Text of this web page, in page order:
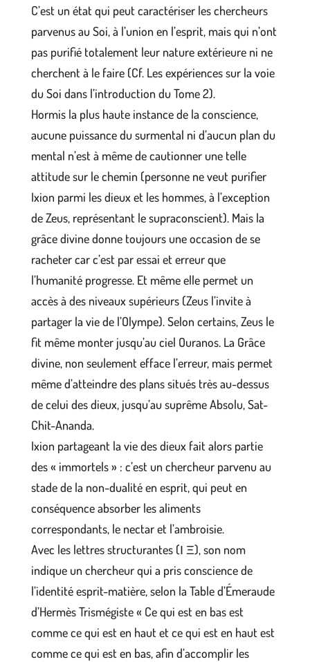
C’est un état qui peut caractériser les chercheurs
parvenus au Soi, à l’union en l’esprit, mais qui n’ont
pas purifié totalement leur nature extérieure ni ne
cherchent à le faire (Cf. Les expériences sur la voie
du Soi dans l’introduction du Tome 2).
Hormis la plus haute instance de la conscience,
aucune puissance du surmental ni d’aucun plan du
mental n’est à même de cautionner une telle
attitude sur le chemin (personne ne veut purifier
Ixion parmi les dieux et les hommes, à l’exception
de Zeus, représentant le supraconscient). Mais la
grâce divine donne toujours une occasion de se
racheter car c’est par essai et erreur que
l’humanité progresse. Et même elle permet un
accès à des niveaux supérieurs (Zeus l’invite à
partager la vie de l’Olympe). Selon certains, Zeus le
fit même monter jusqu’au ciel Ouranos. La Grâce
divine, non seulement efface l’erreur, mais permet
même d’atteindre des plans situés très au-dessus
de celui des dieux, jusqu’au suprême Absolu, Sat-
Chit-Ananda.
Ixion partageant la vie des dieux fait alors partie
des « immortels » : c’est un chercheur parvenu au
stade de la non-dualité en esprit, qui peut en
conséquence absorber les aliments
correspondants, le nectar et l’ambroisie.
Avec les lettres structurantes (Ι Ξ), son nom
indique un chercheur qui a pris conscience de
l’identité esprit-matière, selon la Table d’Émeraude
d’Hermès Trismégiste « Ce qui est en bas est
comme ce qui est en haut et ce qui est en haut est
comme ce qui est en bas, afin d’accomplir les